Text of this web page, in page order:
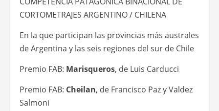
CORTOMETRAJES ARGENTINO / CHILENA
En la que participan las provincias más australes
de Argentina y las seis regiones del sur de Chile
Premio FAB: Marisqueros, de Luis Carducci
Premio FAB: Cheilan, de Francisco Paz y Valdez
Salmoni